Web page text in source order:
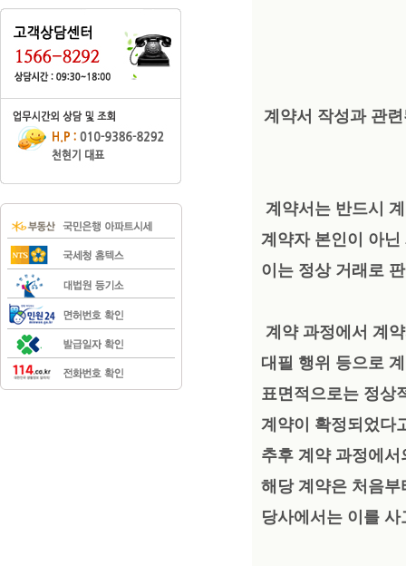
계약서 작성과 관
계약서는 반드시
계약자 본인이 아닌
이는 정상 거래로
계약 과정에서 계
대필 행위 등으로
표면적으로는 정상
계약이 확정되었다
추후 계약 과정에
해당 계약은 처음
당사에서는 이를